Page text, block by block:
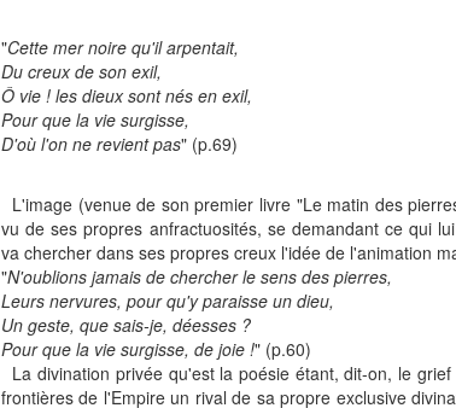
"Cette mer noire qu'il arpentait,
Du creux de son exil,
Ô vie ! les dieux sont nés en exil,
Pour que la vie surgisse,
D'où l'on ne revient pas" (p.69)
L'image (venue de son premier livre "Le matin des
vu de ses propres anfractuosités, se demandant ce qui
va chercher dans ses propres creux l'idée de l'animation
"N'oublions jamais de chercher le sens des pierres,
Leurs nervures, pour qu'y paraisse un dieu,
Un geste, que sais-je, déesses ?
Pour que la vie surgisse, de joie !" (p.60)
La divination privée qu'est la poésie étant, dit-on, le
frontières de l'Empire un rival de sa propre exclusive